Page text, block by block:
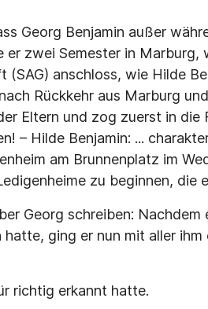
Georg Benjamin außer
zwei Semester in Marburg,
(SAG) anschloss, wie Hilde
Rückkehr aus Marburg
Eltern und zog zuerst in
– Hilde Benjamin: ...
am Brunnenplatz im
zu beginnen, die
Georg schreiben: Nachdem
ging er nun mit aller ihm
richtig erkannt hatte.